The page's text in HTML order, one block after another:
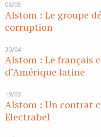
06/05
Alstom : Le groupe
corruption
30/04
Alstom : Le français
d’Amérique latine
19/03
Alstom : Un contrat
Electrabel